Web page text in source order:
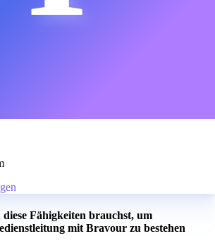
Fähigkeiten brauchst, um
mit Bravour zu bestehen